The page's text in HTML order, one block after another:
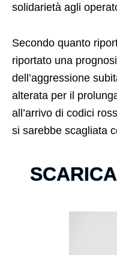
solidarietà agli
Secondo quanto
riportato una
dell’aggressione
alterata per il
all’arrivo di codici
si sarebbe scagliata